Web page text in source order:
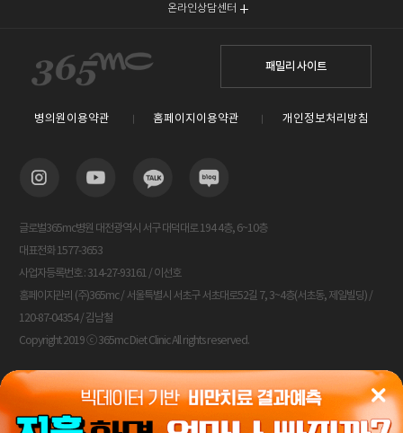
온라인상담센터
패밀리 사이트
병의원이용약관 홈페이지이용약관 개인정보처리방침
글로벌365mc병원 대전광역시 서구 대덕대로 194 4층, 6~10층
대표전화 1577-3653
사업자등록번호 : 314-27-93161 / 이선호
홈페이지관리 (주)365mc / 서울특별시 서초구 서초대로52길 7, 3~4층(서초동, 제일빌딩) /
120-87-04354 / 김남철
Copyright 2019 ⓒ 365mc Diet Clinic All rights reserved.